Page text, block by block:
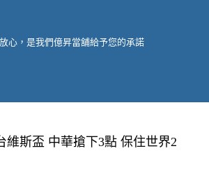
心，是我們億昇當舖給予您的承諾
維斯盃 中華搶下3點 保住世界2